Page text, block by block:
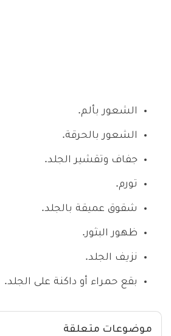
الشعور بألم.
الشعور بالحرقة.
جفاف وتقشير الجلد.
تورم.
شقوق عميقة بالجلد.
ظهور البثور.
نزيف الجلد.
بقع حمراء أو داكنة على الجلد.
موضوعات متعلقة